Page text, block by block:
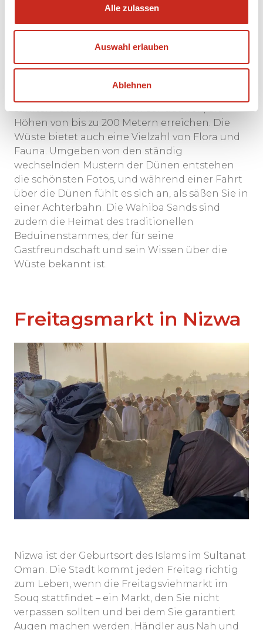
Alle zulassen
Auswahl erlauben
Ablehnen
sanften roten und weißen Sanddünen, die
Höhen von bis zu 200 Metern erreichen. Die
Wüste bietet auch eine Vielzahl von Flora und
Fauna. Umgeben von den ständig
wechselnden Mustern der Dünen entstehen
die schönsten Fotos, und während einer Fahrt
über die Dünen fühlt es sich an, als säßen Sie in
einer Achterbahn. Die Wahiba Sands sind
zudem die Heimat des traditionellen
Beduinenstammes, der für seine
Gastfreundschaft und sein Wissen über die
Wüste bekannt ist.
Freitagsmarkt in Nizwa
Nizwa ist der Geburtsort des Islams im Sultanat
Oman. Die Stadt kommt jeden Freitag richtig
zum Leben, wenn die Freitagsviehmarkt im
Souq stattfindet – ein Markt, den Sie nicht
verpassen sollten und bei dem Sie garantiert
Augen machen werden. Händler aus Nah und